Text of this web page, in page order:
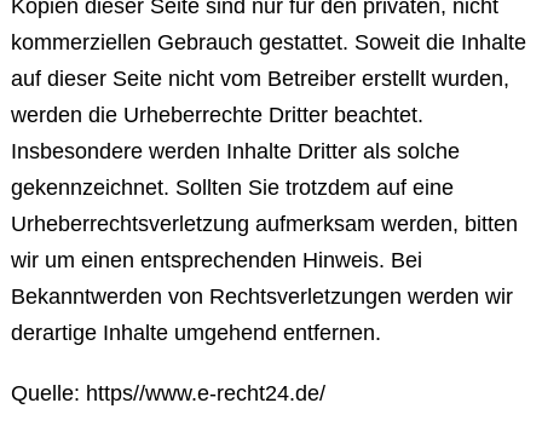
Kopien dieser Seite sind nur für den privaten, nicht
kommerziellen Gebrauch gestattet. Soweit die Inhalte
auf dieser Seite nicht vom Betreiber erstellt wurden,
werden die Urheberrechte Dritter beachtet.
Insbesondere werden Inhalte Dritter als solche
gekennzeichnet. Sollten Sie trotzdem auf eine
Urheberrechtsverletzung aufmerksam werden, bitten
wir um einen entsprechenden Hinweis. Bei
Bekanntwerden von Rechtsverletzungen werden wir
derartige Inhalte umgehend entfernen.
Quelle: https//www.e-recht24.de/